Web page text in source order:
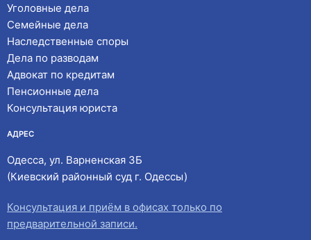
Уголовные дела
Семейные дела
Наследственные споры
Дела по разводам
Адвокат по кредитам
Пенсионные дела
Консультация юриста
АДРЕС
Одесса, ул. Варненская 3Б
(Киевский районный суд г. Одессы)
Консультация и приём в офисах только по
предварительной записи.